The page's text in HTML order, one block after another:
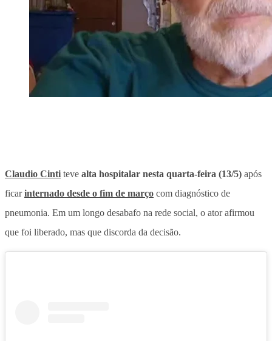
Claudio Cinti teve alta hospitalar nesta quarta-feira (13/5) após
ficarinternado desde o fim de março com diagnóstico de
pneumonia. Em um longo desabafo na rede social, o ator afirmou
que foi liberado, mas que discorda da decisão.